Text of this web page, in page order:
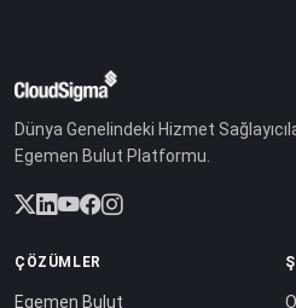
Dünya Genelindeki Hizmet
Egemen Bulut Platformu.
ÇÖZÜMLER
Egemen Bulut